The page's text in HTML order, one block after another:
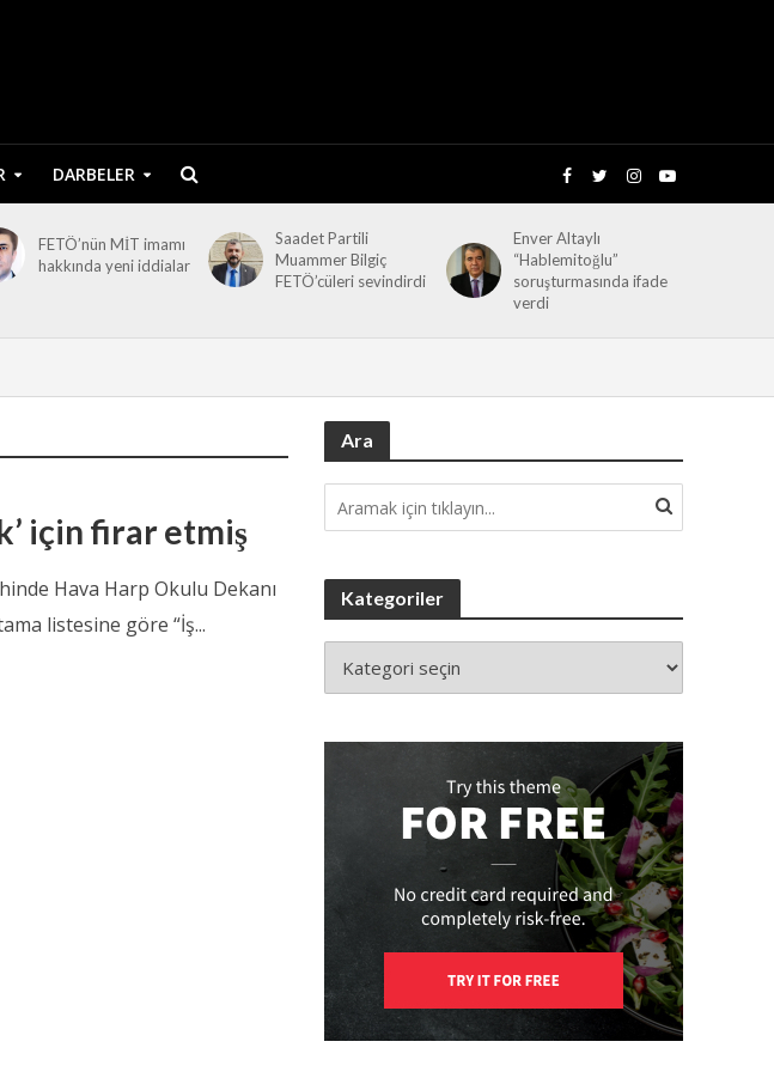
DARBELER
FETÖ’nün MİT imamı
hakkında yeni iddialar
Saadet Partili
Muammer Bilgiç
FETÖ’cüleri sevindirdi
Enver Altaylı
“Hablemitoğlu”
soruşturmasında ifade
verdi
için firar etmiş
Hava Harp Okulu Dekanı
listesine göre “İş...
Ara
Kategoriler